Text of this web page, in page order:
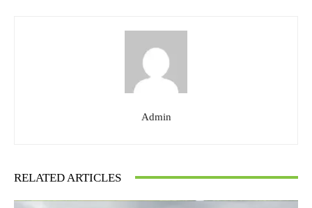
Admin
RELATED ARTICLES